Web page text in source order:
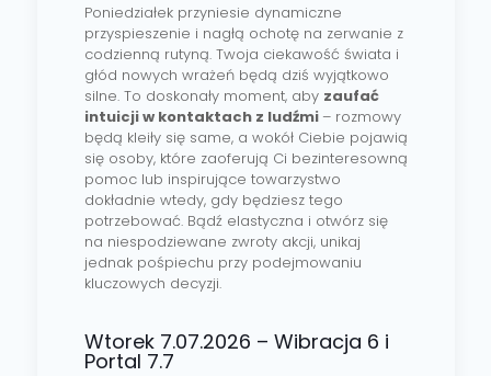
Poniedziałek przyniesie dynamiczne
przyspieszenie i nagłą ochotę na zerwanie z
codzienną rutyną. Twoja ciekawość świata i
głód nowych wrażeń będą dziś wyjątkowo
silne. To doskonały moment, aby zaufać
intuicji w kontaktach z ludźmi – rozmowy
będą kleiły się same, a wokół Ciebie pojawią
się osoby, które zaoferują Ci bezinteresowną
pomoc lub inspirujące towarzystwo
dokładnie wtedy, gdy będziesz tego
potrzebować. Bądź elastyczna i otwórz się
na niespodziewane zwroty akcji, unikaj
jednak pośpiechu przy podejmowaniu
kluczowych decyzji.
Wtorek 7.07.2026 – Wibracja 6 i
Portal 7.7